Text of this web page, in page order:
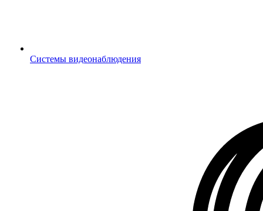
Системы видеонаблюдения